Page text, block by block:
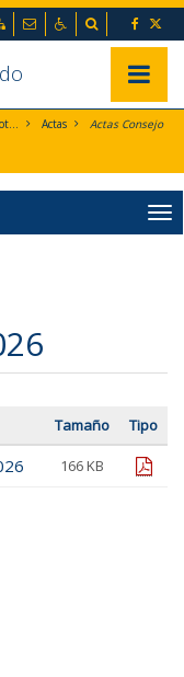
s)
Mapa webContactoAccesibilidad
Buscador
Normativa, actas y otros documentos Actas
Tamaño Tipo
166 KB pdf